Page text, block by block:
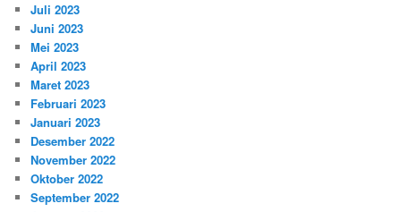
Juli 2023
Juni 2023
Mei 2023
April 2023
Maret 2023
Februari 2023
Januari 2023
Desember 2022
November 2022
Oktober 2022
September 2022